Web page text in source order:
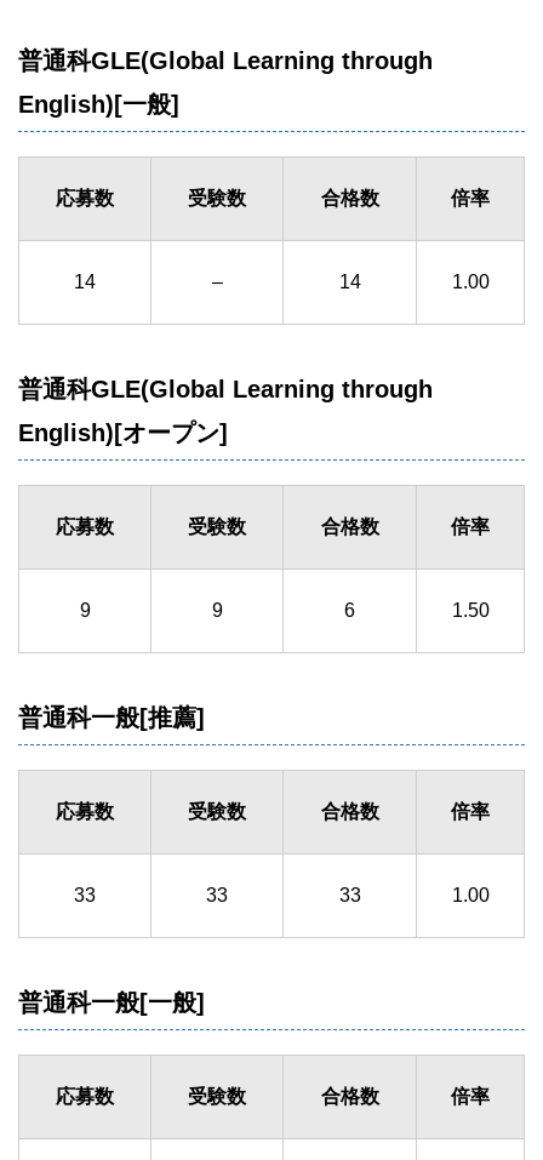
普通科GLE(Global Learning through
English)[一般]
応募数 受験数 合格数 倍率
14 – 14 1.00
普通科GLE(Global Learning through
English)[オープン]
応募数 受験数 合格数 倍率
9 9 6 1.50
普通科一般[推薦]
応募数 受験数 合格数 倍率
33 33 33 1.00
普通科一般[一般]
応募数 受験数 合格数 倍率